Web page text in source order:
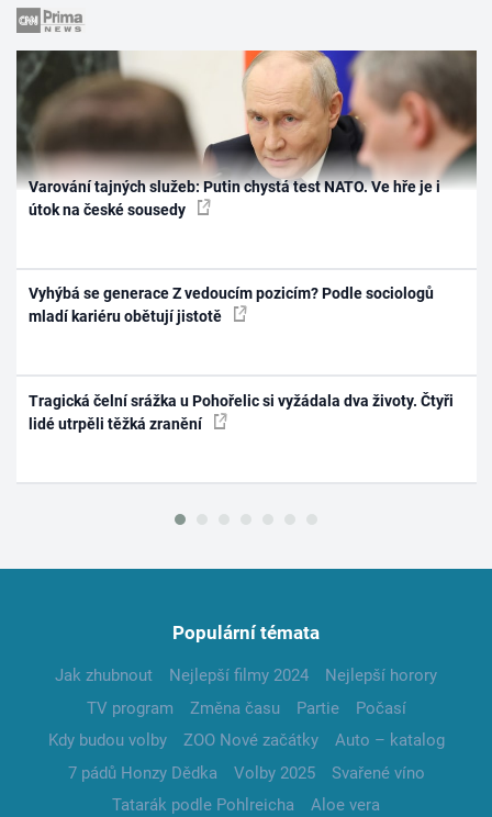
Varování tajných služeb: Putin chystá test NATO. Ve hře je i
útok na české sousedy
Vyhýbá se generace Z vedoucím pozicím? Podle sociologů
mladí kariéru obětují jistotě
Tragická čelní srážka u Pohořelic si vyžádala dva životy. Čtyři
lidé utrpěli těžká zranění
Populární témata
Jak zhubnout Nejlepší filmy 2024
Nejlepší horory
TV program
Změna času Partie
Počasí
Kdy budou volby
ZOO Nové začátky
Auto – katalog
7 pádů Honzy Dědka
Volby 2025
Svařené víno
Tatarák podle Pohlreicha
Aloe vera